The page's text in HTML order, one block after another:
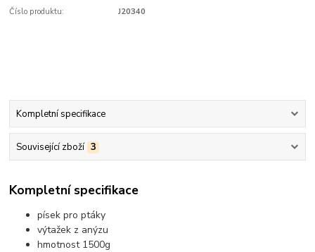
Číslo produktu: J20340
Kompletní specifikace
Související zboží 3
Kompletní specifikace
písek pro ptáky
výtažek z anýzu
hmotnost 1500g